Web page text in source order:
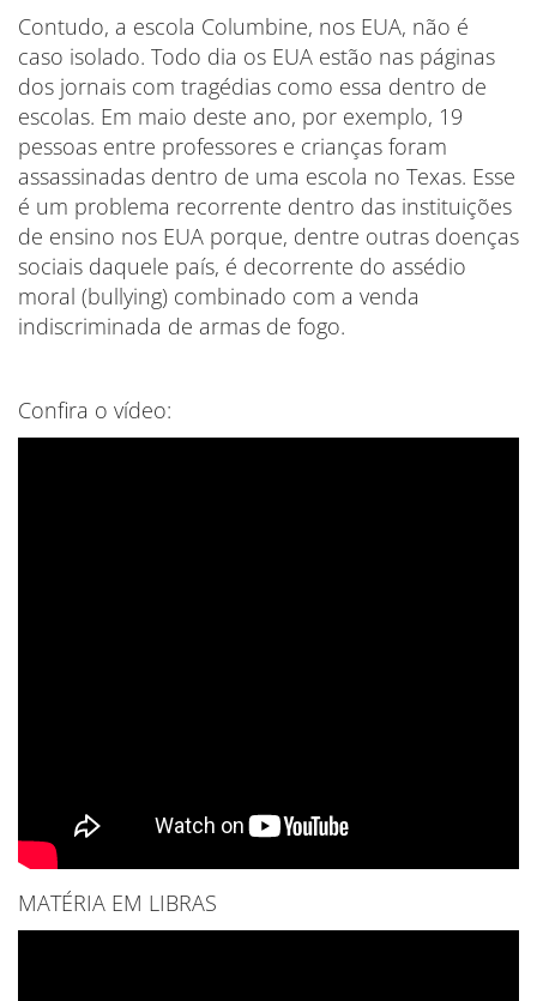
Contudo, a escola Columbine, nos EUA, não é
caso isolado. Todo dia os EUA estão nas páginas
dos jornais com tragédias como essa dentro de
escolas. Em maio deste ano, por exemplo, 19
pessoas entre professores e crianças foram
assassinadas dentro de uma escola no Texas. Esse
é um problema recorrente dentro das instituições
de ensino nos EUA porque, dentre outras doenças
sociais daquele país, é decorrente do assédio
moral (bullying) combinado com a venda
indiscriminada de armas de fogo.
Confira o vídeo:
MATÉRIA EM LIBRAS